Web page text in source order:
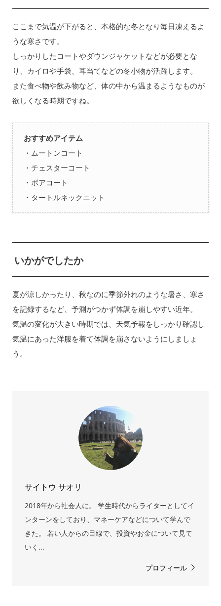
ここまで気温が下がると、本格的な冬となり毎日凍えるよ
うな寒さです。
しっかりしたコートやダウンジャケットなどが必要とな
り、カイロや手袋、耳当てなどの冬小物が活躍します。
また食べ物や飲み物など、体の中から温まるようなものが
欲しくなる時期ですね。
おすすめアイテム
・ムートンコート
・チェスターコート
・ボアコート
・タートルネックニット
いかがでしたか
夏が涼しかったり、秋なのに季節外れのような暑さ、寒さ
を記録するなど、予測がつかず体調を崩しやすい近年。
気温の変化が大きい時期では、天気予報をしっかり確認し
気温にあった洋服を着て体調を崩さないようにしましょ
う。
サイトウ サオリ
2018年から社会人に。 学生時代からライターとしてイ
ンターンをしており、マネーケアなどについて学んで
きた。 若い人からの目線で、投資やお金について見て
いく...
プロフィール